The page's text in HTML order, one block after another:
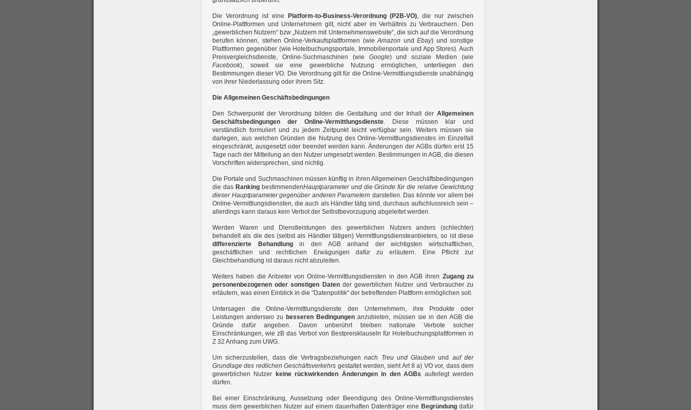
Die Verordnung ist eine Platform-to-Business-Verordnung (P2B-VO), die nur zwischen
Online-Plattformen und Unternehmern gilt, nicht aber im Verhältnis zu Verbrauchern. Den
„gewerblichen Nutzern“ bzw „Nutzern mit Unternehmenswebsite“, die sich auf die Verordnung
berufen können, stehen Online-Verkaufsplattformen (wieAmazon undEbay) und sonstige
Plattformen gegenüber (wie Hotelbuchungsportale, Immobilienportale und App Stores). Auch
Preisvergleichsdienste, Online-Suchmaschinen (wie Google) und soziale Medien (wie
Facebook), soweit sie eine gewerbliche Nutzung ermöglichen, unterliegen den
Bestimmungen dieser VO. Die Verordnung gilt für die Online-Vermittlungsdienste unabhängig
von ihrer Niederlassung oder ihrem Sitz.
Die Allgemeinen Geschäftsbedingungen
Den Schwerpunkt der Verordnung bilden die Gestaltung und der Inhalt der Allgemeinen
Geschäftsbedingungen der Online-Vermittlungsdienste. Diese müssen klar und
verständlich formuliert und zu jedem Zeitpunkt leicht verfügbar sein. Weiters müssen sie
darlegen, aus welchen Gründen die Nutzung des Online-Vermittlungsdienstes im Einzelfall
eingeschränkt, ausgesetzt oder beendet werden kann. Änderungen der AGBs dürfen erst 15
Tage nach der Mitteilung an den Nutzer umgesetzt werden. Bestimmungen in AGB, die diesen
Vorschriften widersprechen, sind nichtig.
Die Portale und Suchmaschinen müssen künftig in ihren Allgemeinen Geschäftsbedingungen
die das RankingbestimmendenHauptparameter und die Gründe für die relative Gewichtung
dieser Hauptparameter gegenüber anderen Parametern darstellen. Das könnte vor allem bei
Online-Vermittlungsdiensten, die auch als Händler tätig sind, durchaus aufschlussreich sein –
allerdings kann daraus kein Verbot der Selbstbevorzugung abgeleitet werden.
Werden Waren und Dienstleistungen des gewerblichen Nutzers anders (schlechter)
behandelt als die des (selbst als Händler tätigen) Vermittlungsdiensteanbieters, so ist diese
differenzierte Behandlungin den AGB anhand der wichtigsten wirtschaftlichen,
geschäftlichen und rechtlichen Erwägungen dafür zu erläutern. Eine Pflicht zur
Gleichbehandlung ist daraus nicht abzuleiten.
Weiters haben die Anbieter von Online-Vermittlungsdiensten in den AGB ihren Zugang zu
personenbezogenen oder sonstigen Datender gewerblichen Nutzer und Verbraucher zu
erläutern, was einen Einblick in die "Datenpolitik“ der betreffenden Plattform ermöglichen soll.
Untersagen die Online-Vermittlungsdienste den Unternehmern, ihre Produkte oder
Leistungen anderswo zu besseren Bedingungen anzubieten, müssen sie in den AGB die
Gründe dafür angeben. Davon unberührt bleiben nationale Verbote solcher
Einschränkungen, wie zB das Verbot von Bestpreisklauseln für Hotelbuchungsplattformen in
Z 32 Anhang zum UWG.
Um sicherzustellen, dass die Vertragsbeziehungennach Treu und Glauben und auf der
Grundlage des redlichen Geschäftsverkehrs gestaltet werden, sieht Art 8 a) VO vor, dass dem
gewerblichen Nutzer
keine rückwirkenden Änderungen in den AGBs auferlegt werden
dürfen.
Bei einer Einschränkung, Aussetzung oder Beendigung des Online-Vermittlungsdienstes
muss dem gewerblichen Nutzer auf einem dauerhaften Datenträger eine Begründungdafür